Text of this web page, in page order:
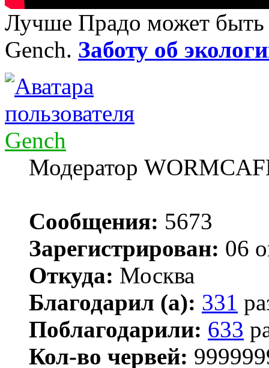
Лучше Прадо может
Gench. Заботу об
Gench
Модератор
Сообщения: 5673
Зарегистрирован: 06
Откуда: Москва
Благодарил (а): 331
Поблагодарили: 633
Кол-во червей: